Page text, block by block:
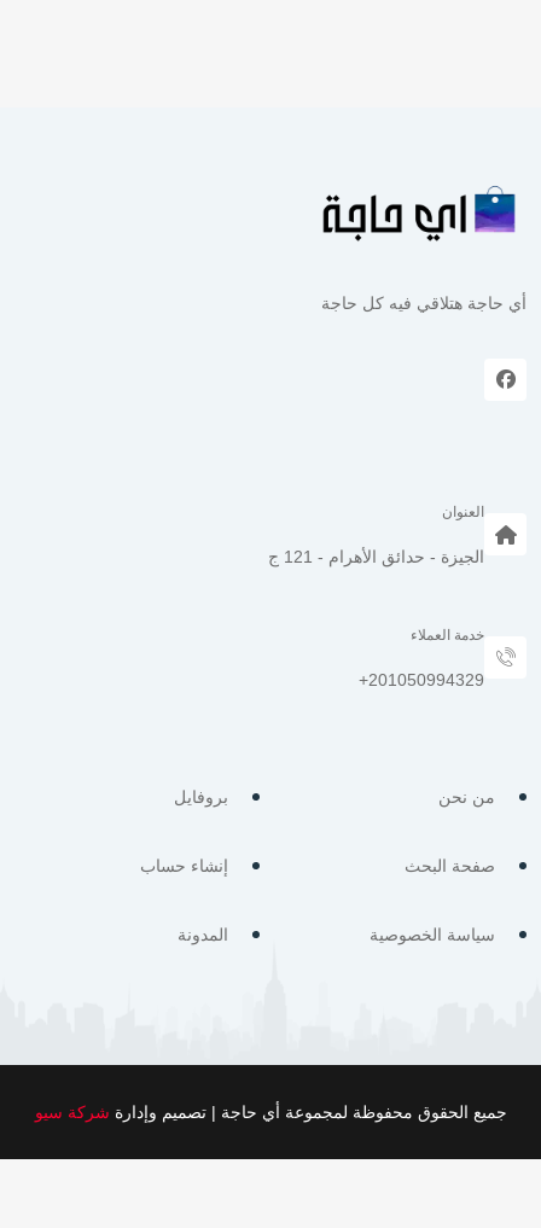
أي حاجة هتلاقي فيه كل حاجة
العنوان
الجيزة - حدائق الأهرام - 121 ج
خدمة العملاء
من نحن
صفحة البحث
سياسة الخصوصية
بروفايل
إنشاء حساب
المدونة
جميع الحقوق محفوظة لمجموعة أي حاجة | تصميم وإدارة شركة سيو